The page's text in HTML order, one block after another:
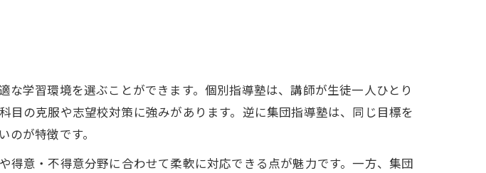
塾活用法とは
抑える選び方の工夫
対効果を徹底解説
加費用のチェック方法
学習環境を選ぶことができます。個別指導塾は、講師が生徒一人ひとり
の克服や志望校対策に強みがあります。逆に集団指導塾は、同じ目標を
が特徴です。
意・不得意分野に合わせて柔軟に対応できる点が魅力です。一方、集団